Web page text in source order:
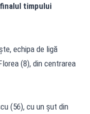
timpului
echipa de ligă
(8), din centrarea
(56), cu un șut din